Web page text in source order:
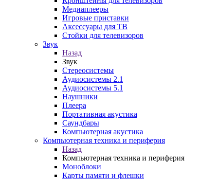
Медиаплееры
Игровые приставки
Аксессуары для ТВ
Стойки для телевизоров
Звук
Назад
Звук
Стереосистемы
Аудиосистемы 2.1
Аудиосистемы 5.1
Наушники
Плеера
Портативная акустика
Саундбары
Компьютерная акустика
Компьютерная техника и периферия
Назад
Компьютерная техника и периферия
Моноблоки
Карты памяти и флешки